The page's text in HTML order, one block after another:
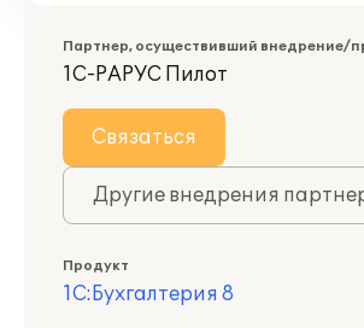
Партнер, осуществивший внедрение/
1С-РАРУС Пилот
Связаться
Другие внедрения
Продукт
1С:Бухгалтерия 8